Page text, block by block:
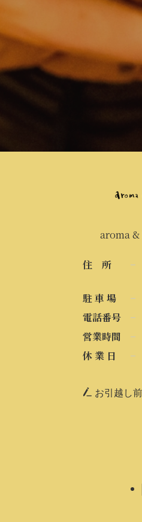
aroma
住 所
駐 車 場
電話番号
営業時間
休 業 日
お引越し